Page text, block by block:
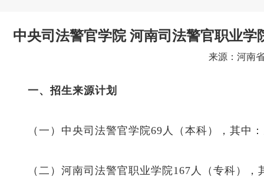
中央司法警官学院 河南司法警官职业
来源：河南
一、招生来源计划
（一）中央司法警官学院69人（本科），其中
（二）河南司法警官职业学院167人（专科）